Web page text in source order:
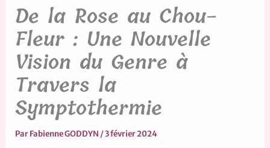
De la Rose au Chou-
Fleur : Une Nouvelle
Vision du Genre à
Travers la
Symptothermie
ParFabienne GODDYN /3 février 2024